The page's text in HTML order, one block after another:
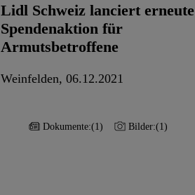
Lidl Schweiz lanciert erneute
Spendenaktion für
Armutsbetroffene
Weinfelden, 06.12.2021
Dokumente:(1) Bilder:(1)